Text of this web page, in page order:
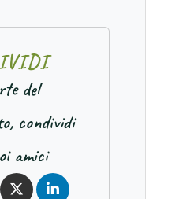
VIDI
del
condividi
amici